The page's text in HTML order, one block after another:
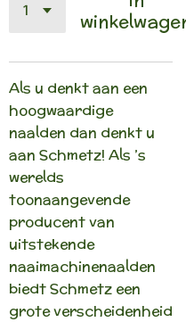
Als u denkt aan een
hoogwaardige
naalden dan denkt u
aan Schmetz! Als ’s
werelds
toonaangevende
producent van
uitstekende
naaimachinenaalden
biedt Schmetz een
grote verscheidenheid